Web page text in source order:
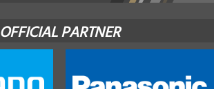
OFFICIAL PARTNER